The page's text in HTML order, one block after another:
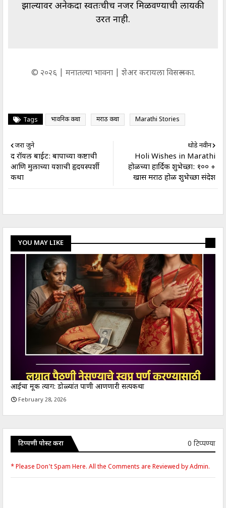
झाल्यावर अनेकदा स्वतःचीच नजर मिळवण्याची लायकी
उरत नाही.
© २०२६ | मनातल्या भावना | शेअर करायला विसरू नका.
Tags भावनिक कथा मराठी कथा Marathi Stories
थोडे नवीन
Holi Wishes in Marathi
होळीच्या हार्दिक शुभेच्छा: १०० +
खास मराठी होळी शुभेच्छा संदेश
जरा जुने
द रॉयल बाईट: बापाच्या कष्टाची
आणि मुलाच्या यशाची हृदयस्पर्शी
कथा
YOU MAY LIKE
आईचा मूक त्याग: डोळ्यांत पाणी आणणारी सत्यकथा
February 28, 2026
टिप्पणी पोस्ट करा 0 टिप्पण्या
* Please Don't Spam Here. All the Comments are Reviewed by Admin.